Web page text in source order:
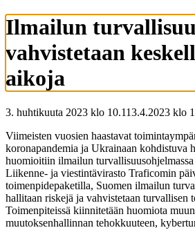
Ilmailun
vahvistetaan
aikoja
3. huhtikuuta 2023 klo 10.113.4.2023 klo
Viimeisten vuosien haastavat
koronapandemia ja Ukrainaan kohdistuva
huomioitiin ilmailun
Liikenne- ja viestintävirasto Traficomin
toimenpidepaketilla, Suomen ilmailun
hallitaan riskejä ja vahvistetaan turvallisen
Toimenpiteissä kiinnitetään huomiota muun
muutoksenhallinnan tehokkuuteen,